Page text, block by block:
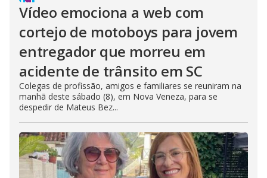
Vídeo emociona a web com
cortejo de motoboys para jovem
entregador que morreu em
acidente de trânsito em SC
Colegas de profissão, amigos e familiares se reuniram na
manhã deste sábado (8), em Nova Veneza, para se
despedir de Mateus Bez...